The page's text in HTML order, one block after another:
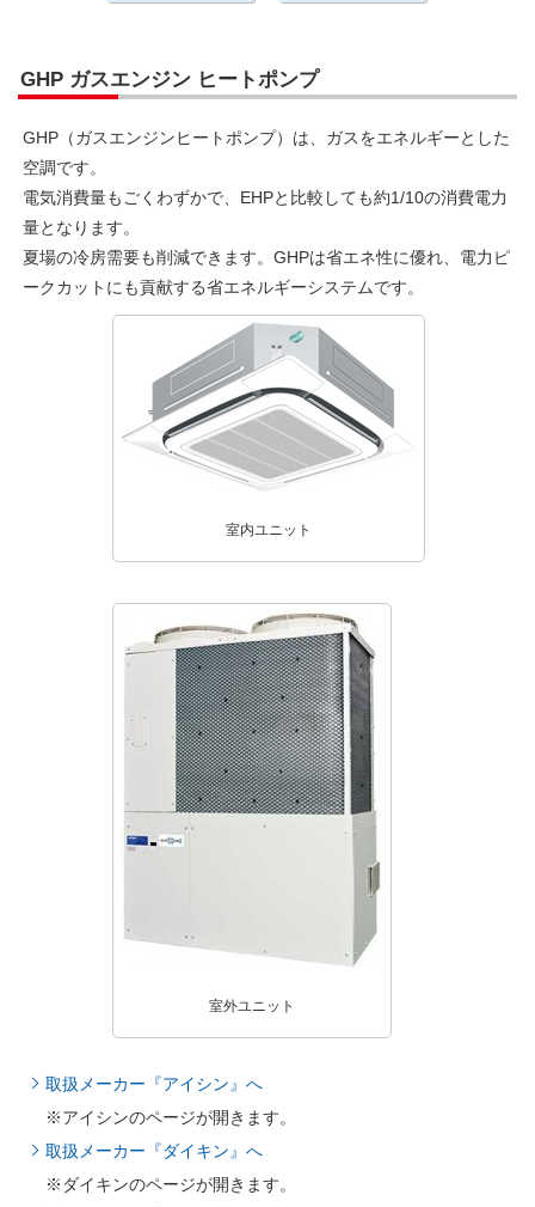
GHP ガスエンジン ヒートポンプ
GHP（ガスエンジンヒートポンプ）は、ガスをエネルギーとした
空調です。
電気消費量もごくわずかで、EHPと比較しても約1/10の消費電力
量となります。
夏場の冷房需要も削減できます。GHPは省エネ性に優れ、電力ピ
ークカットにも貢献する省エネルギーシステムです。
室内ユニット
室外ユニット
取扱メーカー『アイシン』へ
※アイシンのページが開きます。
取扱メーカー『ダイキン』へ
※ダイキンのページが開きます。